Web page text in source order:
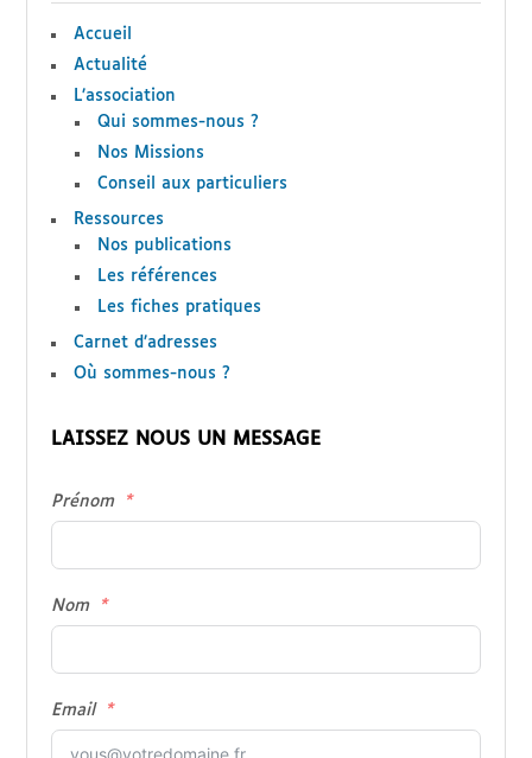
Accueil
Actualité
L’association
Qui sommes-nous ?
Nos Missions
Conseil aux particuliers
Ressources
Nos publications
Les références
Les fiches pratiques
Carnet d’adresses
Où sommes-nous ?
LAISSEZ NOUS UN MESSAGE
Prénom
Nom
Email